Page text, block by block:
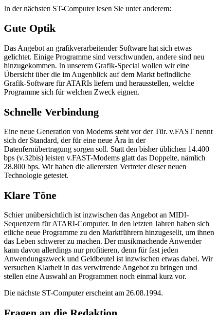
In der nächsten ST-Computer lesen Sie unter anderem:
Gute Optik
Das Angebot an grafikverarbeitender Software hat sich etwas
gelichtet. Einige Programme sind verschwunden, andere sind neu
hinzugekommen. In unserem Grafik-Special wollen wir eine
Übersicht über die im Augenblick auf dem Markt befindliche
Grafik-Software für ATARIs liefern und herausstellen, welche
Programme sich für welchen Zweck eignen.
Schnelle Verbindung
Eine neue Generation von Modems steht vor der Tür. v.FAST nennt
sich der Standard, der für eine neue Ära in der
Datenfernübertragung sorgen soll. Statt den bisher üblichen 14.400
bps (v.32bis) leisten v.FAST-Modems glatt das Doppelte, nämlich
28.800 bps. Wir haben die allerersten Vertreter dieser neuen
Technologie getestet.
Klare Töne
Schier unübersichtlich ist inzwischen das Angebot an MIDI-
Sequenzern für ATARI-Computer. In den letzten Jahren haben sich
etliche neue Programme zu den Marktführern hinzugesellt, um ihnen
das Leben schwerer zu machen. Der musikmachende Anwender
kann davon allerdings nur profitieren, denn für fast jeden
Anwendungszweck und Geldbeutel ist inzwischen etwas dabei. Wir
versuchen Klarheit in das verwirrende Angebot zu bringen und
stellen eine Auswahl an Programmen noch einmal kurz vor.
Die nächste ST-Computer erscheint am 26.08.1994.